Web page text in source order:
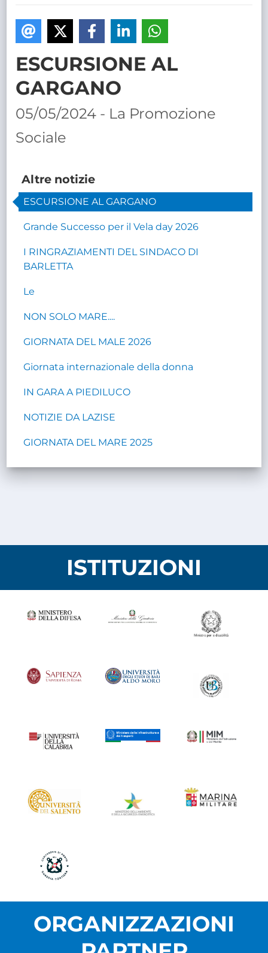
ESCURSIONE AL
GARGANO
05/05/2024 - La Promozione
Sociale
Altre notizie
ESCURSIONE AL GARGANO
Grande Successo per il Vela day 2026
I RINGRAZIAMENTI DEL SINDACO DI
BARLETTA
Le
NON SOLO MARE....
GIORNATA DEL MALE 2026
Giornata internazionale della donna
IN GARA A PIEDILUCO
NOTIZIE DA LAZISE
GIORNATA DEL MARE 2025
ISTITUZIONI
ORGANIZZAZIONI